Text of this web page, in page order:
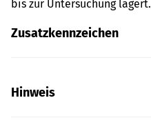
bis zur Untersuchung lagert.
Zusatzkennzeichen
Hinweis